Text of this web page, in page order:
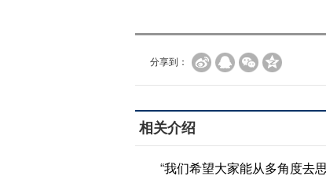
分享到：
相关介绍
“我们希望大家能从多角度去